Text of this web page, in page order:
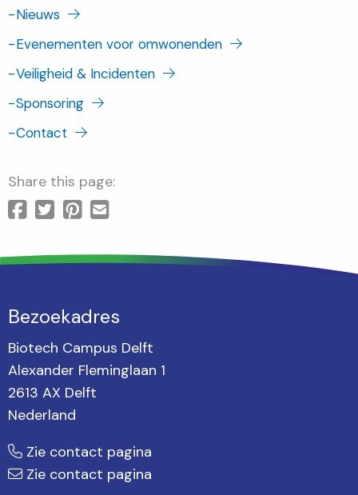
-Nieuws
-Evenementen voor omwonenden
-Veiligheid & Incidenten
-Sponsoring
-Contact
Share this page:
Bezoekadres
Biotech Campus Delft
Alexander Fleminglaan 1
2613 AX Delft
Nederland
Zie contact pagina
Zie contact pagina